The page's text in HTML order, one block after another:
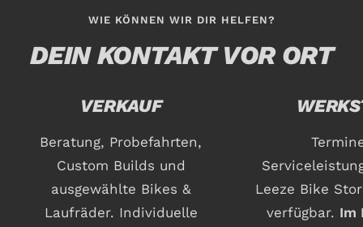
WIE KÖNNEN WIR DIR HELFEN?
DEIN KONTAKT VOR ORT
VERKAUF
Beratung, Probefahrten,
Custom Builds und
ausgewählte Bikes &
Laufräder. Individuelle
Leeze Bike
verfügbar. Im